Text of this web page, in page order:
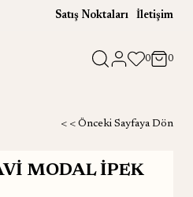
Satış Noktaları İletişim
0 0
< < Önceki Sayfaya Dön
MODAL İPEK